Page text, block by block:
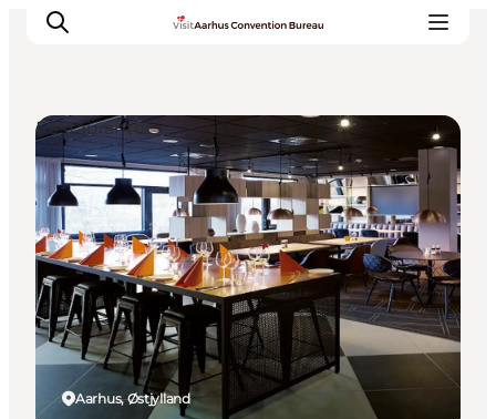
Hvorfor Aarhus
Planlæg
Vores service
Viden & Netværk
Kontakt
Aarhus, Østjylland
Restauranter